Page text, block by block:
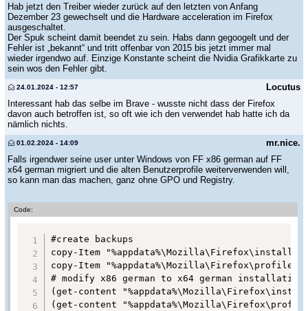
Hab jetzt den Treiber wieder zurück auf den letzten von Anfang
Dezember 23 gewechselt und die Hardware acceleration im Firefox
ausgeschaltet.
Der Spuk scheint damit beendet zu sein. Habs dann gegoogelt und der
Fehler ist „bekannt“ und tritt offenbar von 2015 bis jetzt immer mal
wieder irgendwo auf. Einzige Konstante scheint die Nvidia Grafikkarte zu
sein wos den Fehler gibt.
Locutus
24.01.2024 - 12:57
Interessant hab das selbe im Brave - wusste nicht dass der Firefox
davon auch betroffen ist, so oft wie ich den verwendet hab hatte ich da
nämlich nichts.
mr.nice.
01.02.2024 - 14:09
Falls irgendwer seine user unter Windows von FF x86 german auf FF
x64 german migriert und die alten Benutzerprofile weiterverwenden will,
so kann man das machen, ganz ohne GPO und Registry.
Code:
#create backups
copy-Item
copy-Item
# modify x86 german to x64 german installation
(get-content
(get-content